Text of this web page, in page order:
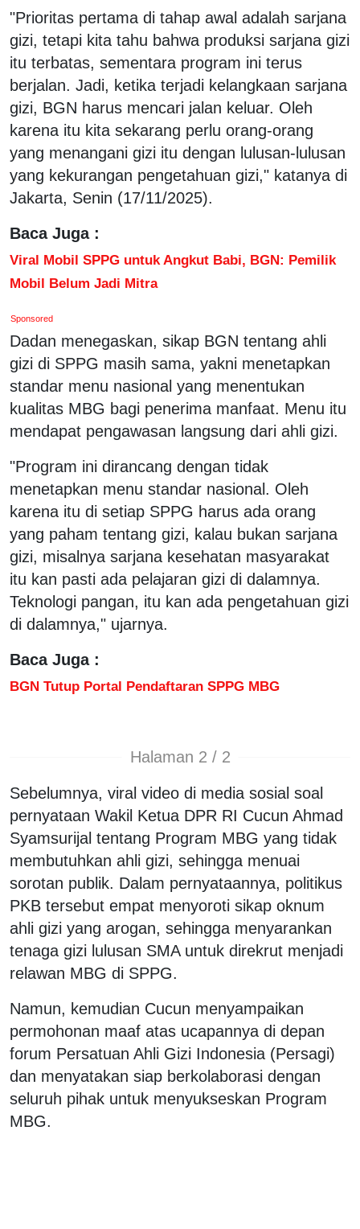
"Prioritas pertama di tahap awal adalah sarjana
gizi, tetapi kita tahu bahwa produksi sarjana gizi
itu terbatas, sementara program ini terus
berjalan. Jadi, ketika terjadi kelangkaan sarjana
gizi, BGN harus mencari jalan keluar. Oleh
karena itu kita sekarang perlu orang-orang
yang menangani gizi itu dengan lulusan-lulusan
yang kekurangan pengetahuan gizi," katanya di
Jakarta, Senin (17/11/2025).
Baca Juga :
Viral Mobil SPPG untuk Angkut Babi, BGN: Pemilik
Mobil Belum Jadi Mitra
Sponsored
Dadan menegaskan, sikap BGN tentang ahli
gizi di SPPG masih sama, yakni menetapkan
standar menu nasional yang menentukan
kualitas MBG bagi penerima manfaat. Menu itu
mendapat pengawasan langsung dari ahli gizi.
"Program ini dirancang dengan tidak
menetapkan menu standar nasional. Oleh
karena itu di setiap SPPG harus ada orang
yang paham tentang gizi, kalau bukan sarjana
gizi, misalnya sarjana kesehatan masyarakat
itu kan pasti ada pelajaran gizi di dalamnya.
Teknologi pangan, itu kan ada pengetahuan gizi
di dalamnya," ujarnya.
Baca Juga :
BGN Tutup Portal Pendaftaran SPPG MBG
Halaman 2 / 2
Sebelumnya, viral video di media sosial soal
pernyataan Wakil Ketua DPR RI Cucun Ahmad
Syamsurijal tentang Program MBG yang tidak
membutuhkan ahli gizi, sehingga menuai
sorotan publik. Dalam pernyataannya, politikus
PKB tersebut empat menyoroti sikap oknum
ahli gizi yang arogan, sehingga menyarankan
tenaga gizi lulusan SMA untuk direkrut menjadi
relawan MBG di SPPG.
Namun, kemudian Cucun menyampaikan
permohonan maaf atas ucapannya di depan
forum Persatuan Ahli Gizi Indonesia (Persagi)
dan menyatakan siap berkolaborasi dengan
seluruh pihak untuk menyukseskan Program
MBG.